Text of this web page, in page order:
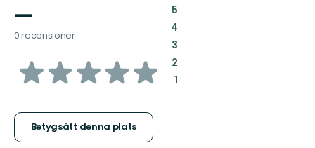
—
0 recensioner
av
stjärnor
Betygsätt denna plats
5:
4:
3:
2:
1: